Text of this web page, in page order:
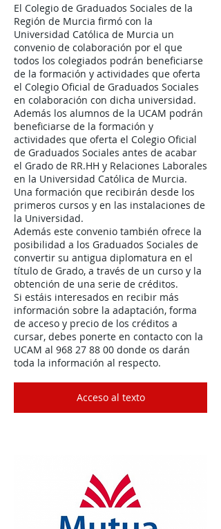
El Colegio de Graduados Sociales de la
Región de Murcia firmó con la
Universidad Católica de Murcia un
convenio de colaboración por el que
todos los colegiados podrán beneficiarse
de la formación y actividades que oferta
el Colegio Oficial de Graduados Sociales
en colaboración con dicha universidad.
Además los alumnos de la UCAM podrán
beneficiarse de la formación y
actividades que oferta el Colegio Oficial
de Graduados Sociales antes de acabar
el Grado de RR.HH y Relaciones Laborales
en la Universidad Católica de Murcia.
Una formación que recibirán desde los
primeros cursos y en las instalaciones de
la Universidad.
Además este convenio también ofrece la
posibilidad a los Graduados Sociales de
convertir su antigua diplomatura en el
título de Grado, a través de un curso y la
obtención de una serie de créditos.
Si estáis interesados en recibir más
información sobre la adaptación, forma
de acceso y precio de los créditos a
cursar, debes ponerte en contacto con la
UCAM al 968 27 88 00 donde os darán
toda la información al respecto.
Acceso al texto